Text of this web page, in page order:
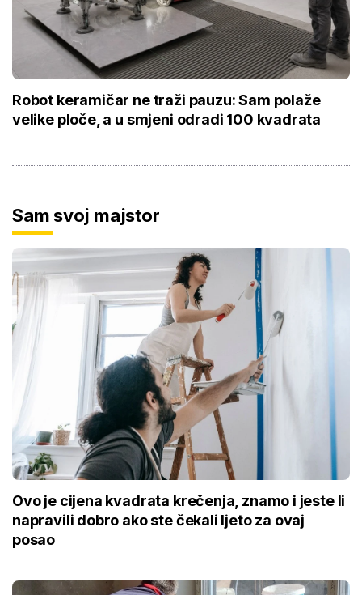
Robot keramičar ne traži pauzu: Sam polaže
velike ploče, a u smjeni odradi 100 kvadrata
Sam svoj majstor
Ovo je cijena kvadrata krečenja, znamo i jeste li
napravili dobro ako ste čekali ljeto za ovaj
posao